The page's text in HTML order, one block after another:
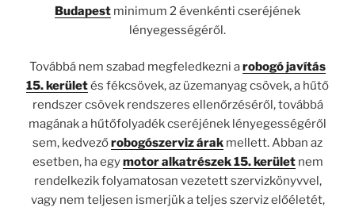
Budapest minimum 2 évenkénti cseréjének
lényegességéről.
Továbbá nem szabad megfeledkezni arobogó javítás
15. kerületés fékcsövek, az üzemanyag csövek, a hűtő
rendszer csövek rendszeres ellenőrzéséről, továbbá
magának a hűtőfolyadék cseréjének lényegességéről
sem, kedvezőrobogószerviz árak mellett. Abban az
esetben, ha egymotor alkatrészek 15. kerületnem
rendelkezik folyamatosan vezetett szervizkönyvvel,
vagy nem teljesen ismerjük a teljes szerviz előéletét,